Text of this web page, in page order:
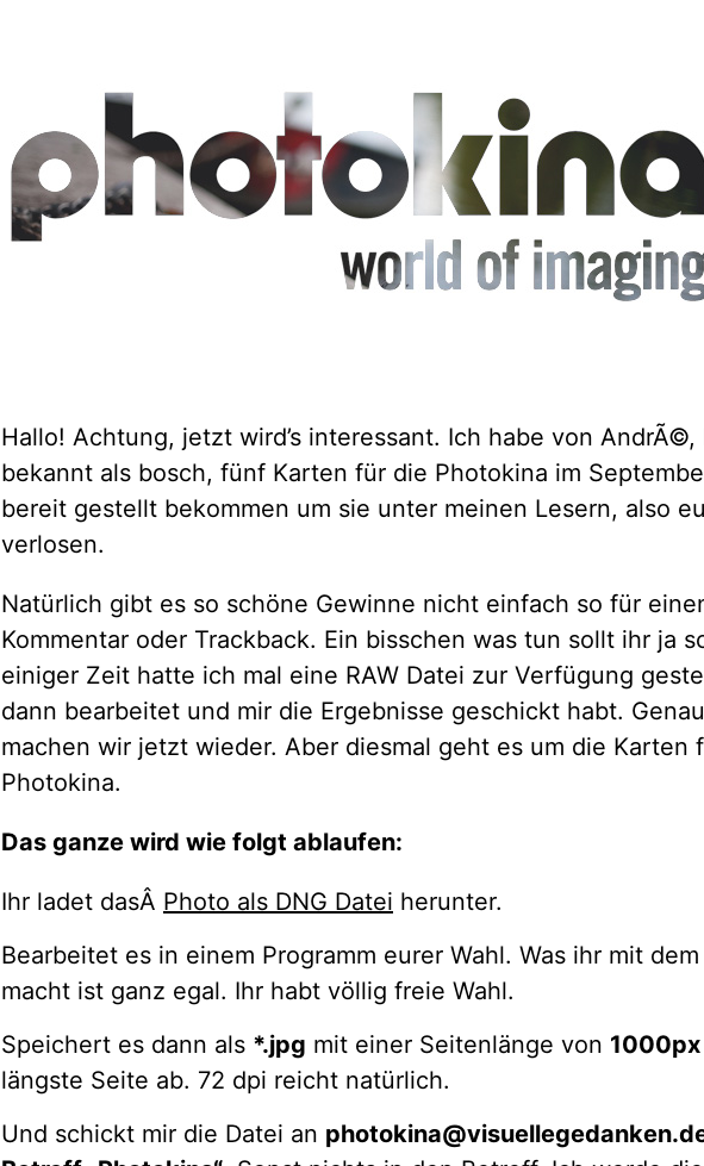
Hallo! Achtung, jetzt wird’s interessant. Ich habe von AndrÃ©,
bekannt als bosch, fünf Karten für die Photokina im
bereit gestellt bekommen um sie unter meinen Lesern, also
verlosen.
Natürlich gibt es so schöne Gewinne nicht einfach so für
Kommentar oder Trackback. Ein bisschen was tun sollt ihr ja
einiger Zeit hatte ich mal eine RAW Datei zur Verfügung
dann bearbeitet und mir die Ergebnisse geschickt habt.
machen wir jetzt wieder. Aber diesmal geht es um die Karten
Photokina.
Das ganze wird wie folgt ablaufen:
Ihr ladet dasÂ Photo als DNG Datei herunter.
Bearbeitet es in einem Programm eurer Wahl. Was ihr mit
macht ist ganz egal. Ihr habt völlig freie Wahl.
Speichert es dann als *.jpg mit einer Seitenlänge von 1000px
längste Seite ab. 72 dpi reicht natürlich.
Und schickt mir die Datei an